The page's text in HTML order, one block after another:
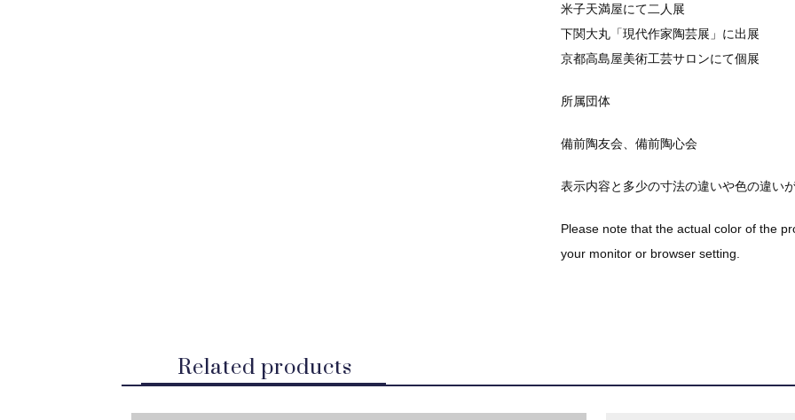
米子天満屋にて二人展
下関大丸「現代作家陶芸展」に出展
京都高島屋美術工芸サロンにて個展
所属団体
備前陶友会、備前陶心会
表示内容と多少の寸法の違いや色の違い
Please note that the actual color of the
your monitor or browser setting.
Related products